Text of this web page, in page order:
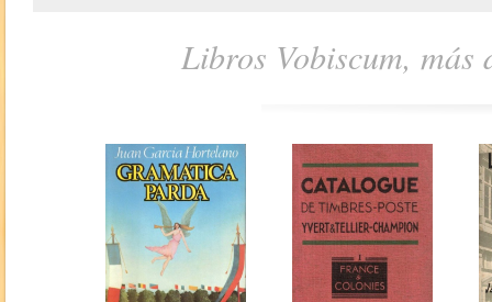
Libros Vobiscum,